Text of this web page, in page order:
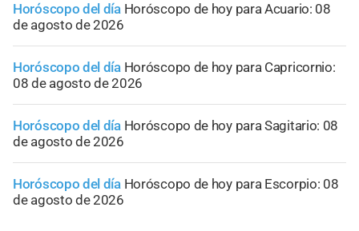
Horóscopo del día Horóscopo de hoy para Acuario: 08
de agosto de 2026
Horóscopo del día Horóscopo de hoy para Capricornio:
08 de agosto de 2026
Horóscopo del día Horóscopo de hoy para Sagitario: 08
de agosto de 2026
Horóscopo del día Horóscopo de hoy para Escorpio: 08
de agosto de 2026